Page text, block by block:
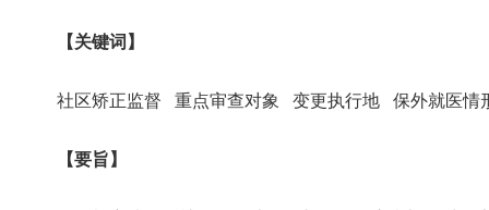
【关键词】
社区矫正监督 重点审查对象 变更执行地 保外就医情
【要旨】